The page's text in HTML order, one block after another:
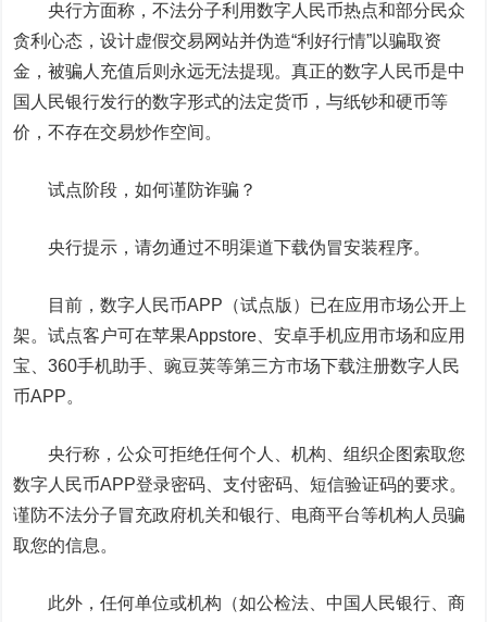
央行方面称，不法分子利用数字人民币热点和部分民众
贪利心态，设计虚假交易网站并伪造“利好行情”以骗取资
金，被骗人充值后则永远无法提现。真正的数字人民币是中
国人民银行发行的数字形式的法定货币，与纸钞和硬币等
价，不存在交易炒作空间。
试点阶段，如何谨防诈骗？
央行提示，请勿通过不明渠道下载伪冒安装程序。
目前，数字人民币APP（试点版）已在应用市场公开上
架。试点客户可在苹果Appstore、安卓手机应用市场和应用
宝、360手机助手、豌豆荚等第三方市场下载注册数字人民
币APP。
央行称，公众可拒绝任何个人、机构、组织企图索取您
数字人民币APP登录密码、支付密码、短信验证码的要求。
谨防不法分子冒充政府机关和银行、电商平台等机构人员骗
取您的信息。
此外，任何单位或机构（如公检法、中国人民银行、商